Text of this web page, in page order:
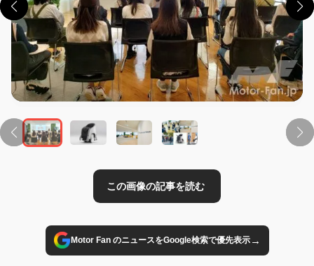
この画像の記事を読む
Motor Fan のニュースをGoogle検索で優先表示→